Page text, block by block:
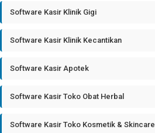
Software Kasir Klinik Gigi
Software Kasir Klinik Kecantikan
Software Kasir Apotek
Software Kasir Toko Obat Herbal
Software Kasir Toko Kosmetik & Skincare